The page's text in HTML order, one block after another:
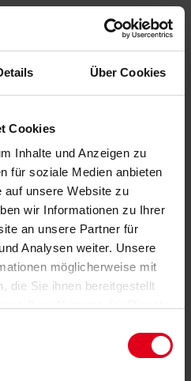
Über Cookies
Cookies
Inhalte und Anzeigen zu
für soziale Medien anbieten
auf unsere Website zu
wir Informationen zu Ihrer
an unsere Partner für
Analysen weiter. Unsere
möglicherweise mit
die Sie ihnen bereitgestellt